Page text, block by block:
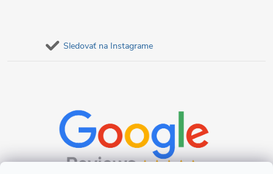
Sledovať na Instagrame